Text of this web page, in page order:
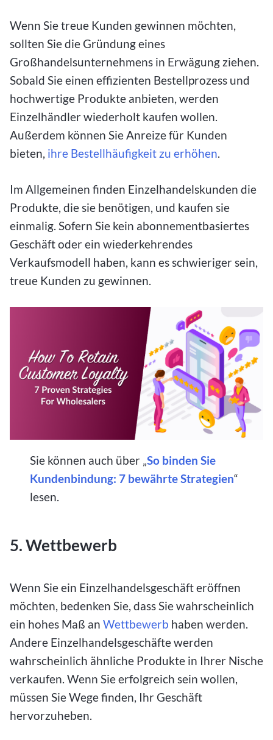
Wenn Sie treue Kunden gewinnen möchten,
sollten Sie die Gründung eines
Großhandelsunternehmens in Erwägung ziehen.
Sobald Sie einen effizienten Bestellprozess und
hochwertige Produkte anbieten, werden
Einzelhändler wiederholt kaufen wollen.
Außerdem können Sie Anreize für Kunden
bieten, ihre Bestellhäufigkeit zu erhöhen.
Im Allgemeinen finden Einzelhandelskunden die
Produkte, die sie benötigen, und kaufen sie
einmalig. Sofern Sie kein abonnementbasiertes
Geschäft oder ein wiederkehrendes
Verkaufsmodell haben, kann es schwieriger sein,
treue Kunden zu gewinnen.
Sie können auch über „So binden Sie
Kundenbindung: 7 bewährte Strategien“
lesen.
5. Wettbewerb
Wenn Sie ein Einzelhandelsgeschäft eröffnen
möchten, bedenken Sie, dass Sie wahrscheinlich
ein hohes Maß an Wettbewerb haben werden.
Andere Einzelhandelsgeschäfte werden
wahrscheinlich ähnliche Produkte in Ihrer Nische
verkaufen. Wenn Sie erfolgreich sein wollen,
müssen Sie Wege finden, Ihr Geschäft
hervorzuheben.